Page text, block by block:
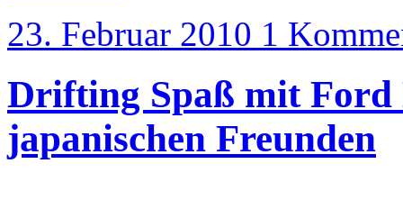
23. Februar 2010 1
Drifting Spaß mit Ford
japanischen Freunden